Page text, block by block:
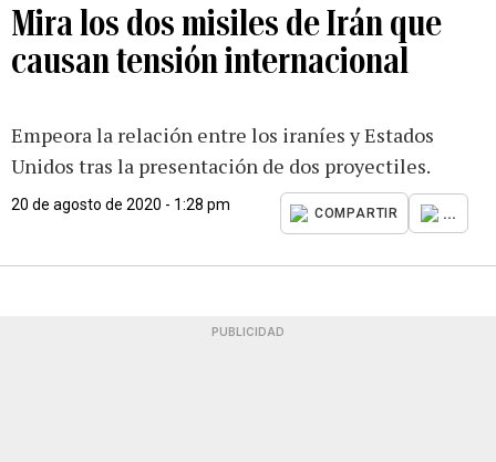
Mira los dos misiles de Irán que
causan tensión internacional
Empeora la relación entre los iraníes y Estados
Unidos tras la presentación de dos proyectiles.
20 de agosto de 2020 - 1:28 pm
COMPARTIR ...
PUBLICIDAD